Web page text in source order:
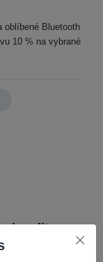
oblíbené Bluetooth
10 % na vybrané
pro kvalitu a
vašeho mobilu.